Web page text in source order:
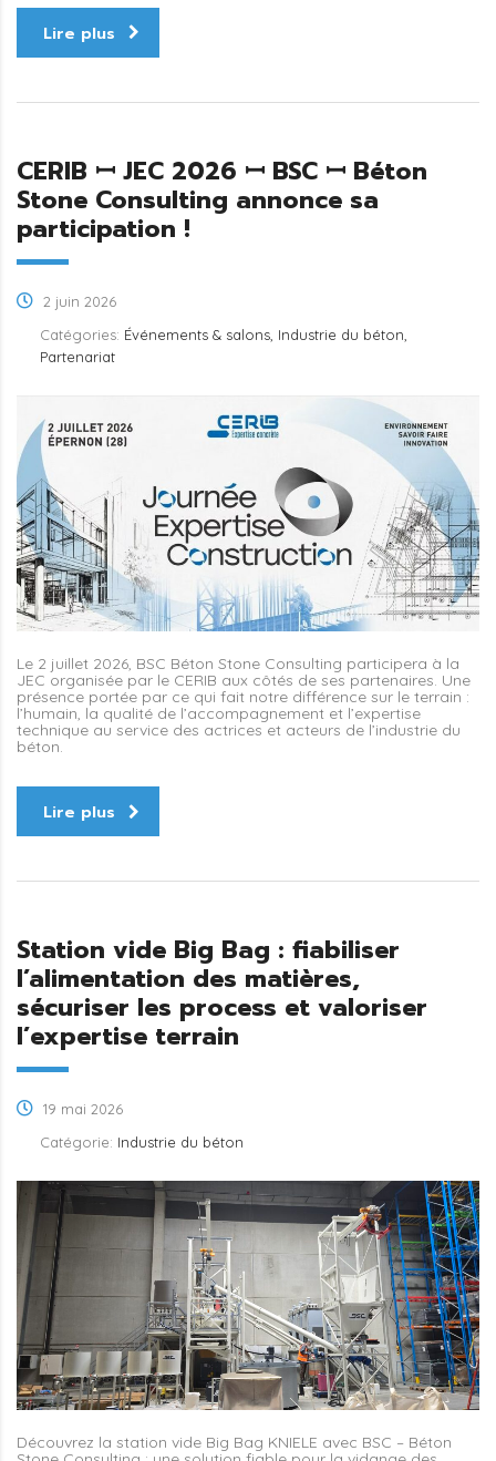
Lire plus
CERIB ꟷ JEC 2026 ꟷ BSC ꟷ Béton
Stone Consulting annonce sa
participation !
2 juin 2026
Catégories: Événements & salons, Industrie du béton,
Partenariat
Le 2 juillet 2026, BSC Béton Stone Consulting participera à la
JEC organisée par le CERIB aux côtés de ses partenaires. Une
présence portée par ce qui fait notre différence sur le terrain :
l’humain, la qualité de l’accompagnement et l’expertise
technique au service des actrices et acteurs de l’industrie du
béton.
Lire plus
Station vide Big Bag : fiabiliser
l’alimentation des matières,
sécuriser les process et valoriser
l’expertise terrain
19 mai 2026
Catégorie: Industrie du béton
Découvrez la station vide Big Bag KNIELE avec BSC – Béton